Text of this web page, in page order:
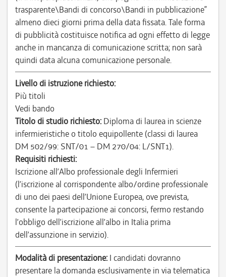
trasparente\Bandi di concorso\Bandi in pubblicazione”
almeno dieci giorni prima della data fissata. Tale forma
di pubblicità costituisce notifica ad ogni effetto di legge
anche in mancanza di comunicazione scritta; non sarà
quindi data alcuna comunicazione personale.
Livello di istruzione richiesto:
Più titoli
Vedi bando
Titolo di studio richiesto: Diploma di laurea in scienze
infermieristiche o titolo equipollente (classi di laurea
DM 502/99: SNT/01 – DM 270/04: L/SNT1).
Requisiti richiesti:
Iscrizione all’Albo professionale degli Infermieri
(l’iscrizione al corrispondente albo/ordine professionale
di uno dei paesi dell’Unione Europea, ove prevista,
consente la partecipazione ai concorsi, fermo restando
l’obbligo dell’iscrizione all’albo in Italia prima
dell’assunzione in servizio).
Modalità di presentazione: I candidati dovranno
presentare la domanda esclusivamente in via telematica